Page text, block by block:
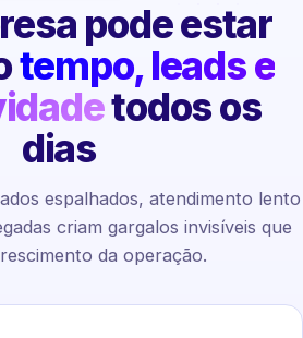
pode estar
tempo, leads e
todos os
dias
espalhados, atendimento lento
criam gargalos invisíveis que
da operação.